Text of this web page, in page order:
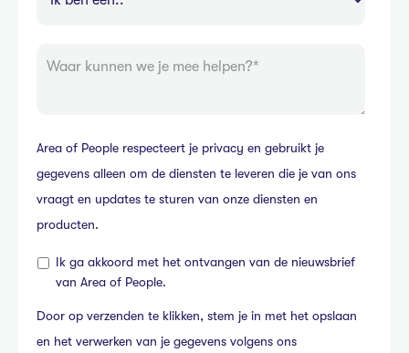
Area of People respecteert je privacy en gebruikt je
gegevens alleen om de diensten te leveren die je van ons
vraagt en updates te sturen van onze diensten en
producten.
Ik ga akkoord met het ontvangen van de nieuwsbrief
van Area of People.
Door op verzenden te klikken, stem je in met het opslaan
en het verwerken van je gegevens volgens ons